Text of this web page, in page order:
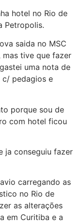
hotel no Rio de
Petropolis.
saida no MSC
mas tive que fazer
uma nota de
pedagios e
porque sou de
com hotel ficou
ja conseguiu fazer
carregando as
no Rio de
as alterações
em Curitiba e a